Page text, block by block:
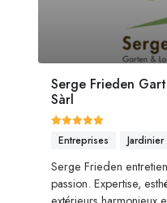
Serge Frieden
Sàrl
Entreprises Jardinier
Serge Frieden
passion. Expertise,